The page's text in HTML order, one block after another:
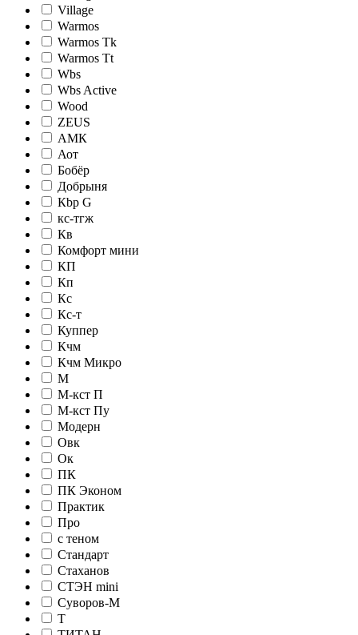
Village
Warmos
Warmos Tk
Warmos Tt
Wbs
Wbs Active
Wood
ZEUS
АМК
Аот
Бобёр
Добрыня
Кbр G
кc-тгж
Кв
Комфорт мини
КП
Кп
Кс
Кс-т
Куппер
Кчм
Кчм Микро
М
М-кст П
М-кст Пу
Модерн
Овк
Ок
ПК
ПК Эконом
Практик
Про
с теном
Стандарт
Стаханов
СТЭН mini
Суворов-М
Т